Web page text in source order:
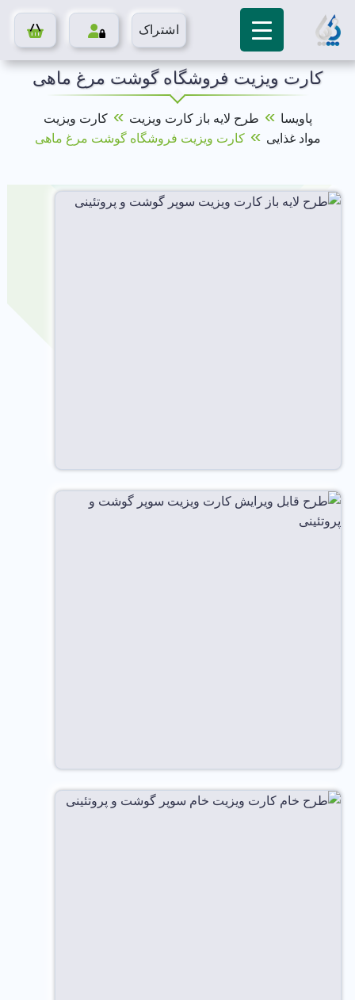
اشتراک
کارت ویزیت فروشگاه گوشت مرغ ماهی
پاویسا » طرح لایه باز کارت ویزیت »کارت ویزیت
مواد غذایی »کارت ویزیت فروشگاه گوشت مرغ ماهی